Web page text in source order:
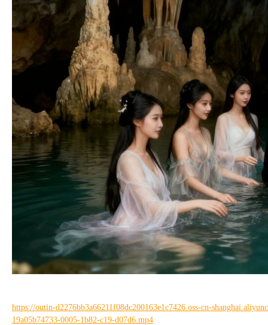
https://outin-d2276bb3a66211f08dc200163e1c7426.oss-cn-
19a05b74733-0005-1b82-c19-d07d6.mp4